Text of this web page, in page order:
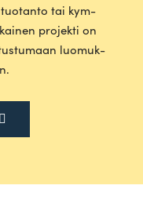
tuo­tanto tai kym­
pro­jekti on
luo­muk­